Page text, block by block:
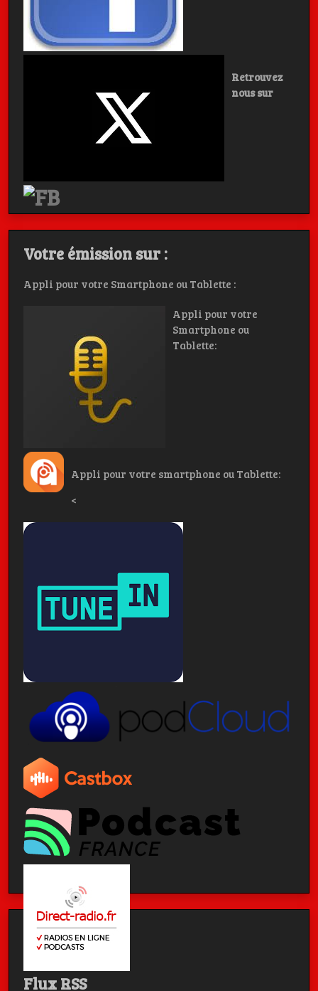
Retrouvez
nous sur
Votre émission sur :
Appli pour votre Smartphone ou Tablette :
Appli pour votre
Smartphone ou
Tablette:
Appli pour votre smartphone ou Tablette:
<
Flux RSS